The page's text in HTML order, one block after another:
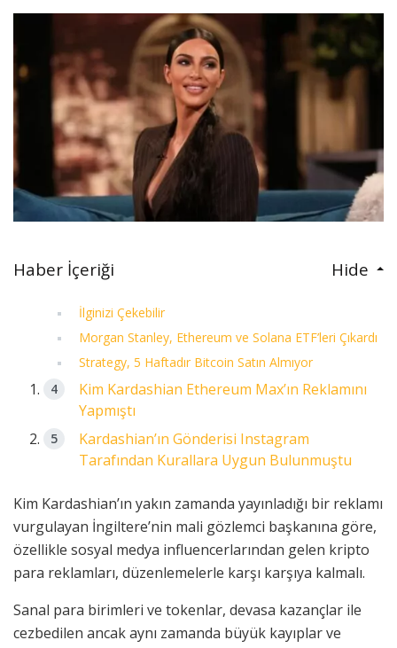
Haber İçeriği Hide
İlginizi Çekebilir
Morgan Stanley, Ethereum ve Solana ETF’leri Çıkardı
Strategy, 5 Haftadır Bitcoin Satın Almıyor
Kim Kardashian Ethereum Max’ın Reklamını
Yapmıştı
Kardashian’ın Gönderisi Instagram
Tarafından Kurallara Uygun Bulunmuştu
Kim Kardashian’ın yakın zamanda yayınladığı bir reklamı
vurgulayan İngiltere’nin mali gözlemci başkanına göre,
özellikle sosyal medya influencerlarından gelen kripto
para reklamları, düzenlemelerle karşı karşıya kalmalı.
Sanal para birimleri ve tokenlar, devasa kazançlar ile
cezbedilen ancak aynı zamanda büyük kayıplar ve